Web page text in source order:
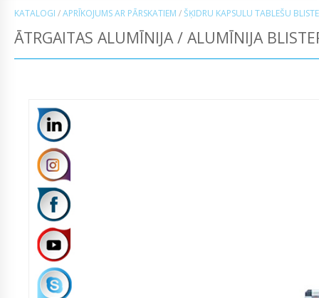
KATALOGI /APRĪKOJUMS AR PĀRSKATIEM /ŠĶIDRU KAPSULU TABLEŠU
ĀTRGAITAS ALUMĪNIJA / ALUMĪNIJA